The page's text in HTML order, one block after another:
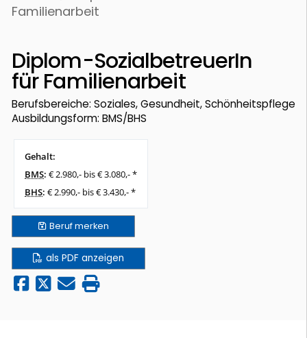
Familienarbeit
Diplom-SozialbetreuerIn
für Familienarbeit
Berufsbereiche: Soziales, Gesundheit, Schönheitspflege
Ausbildungsform: BMS/BHS
Gehalt:
BMS: € 2.980,- bis € 3.080,- *
BHS: € 2.990,- bis € 3.430,- *
Berufmerken
als PDF anzeigen